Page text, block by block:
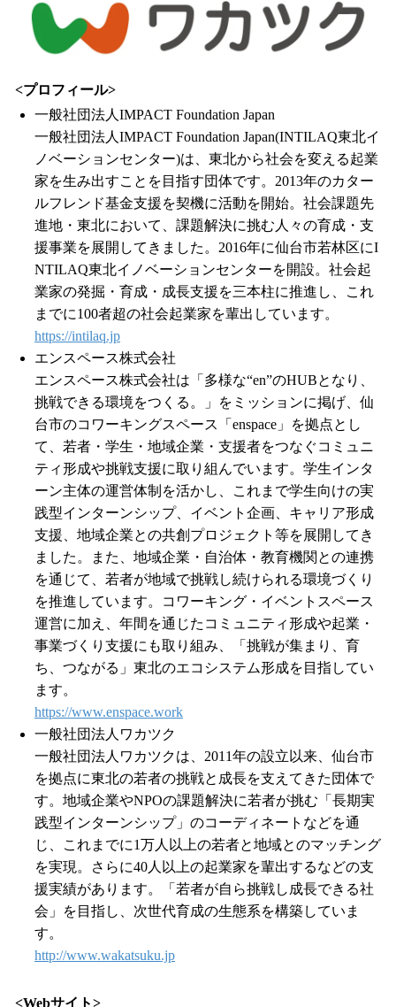
<プロフィール>
一般社団法人IMPACT Foundation Japan
一般社団法人IMPACT Foundation Japan(INTILAQ東北イ
ノベーションセンター)は、東北から社会を変える起業
家を生み出すことを目指す団体です。2013年のカター
ルフレンド基金支援を契機に活動を開始。社会課題先
進地・東北において、課題解決に挑む人々の育成・支
援事業を展開してきました。2016年に仙台市若林区にI
NTILAQ東北イノベーションセンターを開設。社会起
業家の発掘・育成・成長支援を三本柱に推進し、これ
までに100者超の社会起業家を輩出しています。
https://intilaq.jp
エンスペース株式会社
エンスペース株式会社は「多様な“en”のHUBとなり、
挑戦できる環境をつくる。」をミッションに掲げ、仙
台市のコワーキングスペース「enspace」を拠点とし
て、若者・学生・地域企業・支援者をつなぐコミュニ
ティ形成や挑戦支援に取り組んでいます。学生インタ
ーン主体の運営体制を活かし、これまで学生向けの実
践型インターンシップ、イベント企画、キャリア形成
支援、地域企業との共創プロジェクト等を展開してき
ました。また、地域企業・自治体・教育機関との連携
を通じて、若者が地域で挑戦し続けられる環境づくり
を推進しています。コワーキング・イベントスペース
運営に加え、年間を通じたコミュニティ形成や起業・
事業づくり支援にも取り組み、「挑戦が集まり、育
ち、つながる」東北のエコシステム形成を目指してい
ます。
https://www.enspace.work
一般社団法人ワカツク
一般社団法人ワカツクは、2011年の設立以来、仙台市
を拠点に東北の若者の挑戦と成長を支えてきた団体で
す。地域企業やNPOの課題解決に若者が挑む「長期実
践型インターンシップ」のコーディネートなどを通
じ、これまでに1万人以上の若者と地域とのマッチング
を実現。さらに40人以上の起業家を輩出するなどの支
援実績があります。「若者が自ら挑戦し成長できる社
会」を目指し、次世代育成の生態系を構築していま
す。
http://www.wakatsuku.jp
<Webサイト>